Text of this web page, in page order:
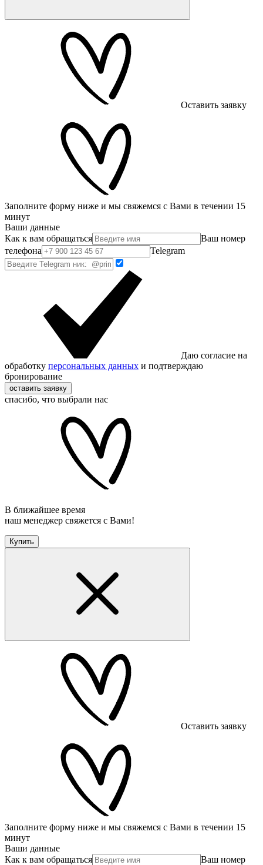
Оставить заявку
Заполните форму ниже и мы свяжемся с Вами в течении 15
минут
Ваши данные
Как к вам обращаться
Ваш номер
телефона
Telegram
Даю согласие на
обработку персональных данных и подтверждаю
бронирование
оставить заявку
спасибо, что выбрали нас
В ближайшее время
наш менеджер свяжется с Вами!
Купить
Оставить заявку
Заполните форму ниже и мы свяжемся с Вами в течении 15
минут
Ваши данные
Как к вам обращаться
Ваш номер